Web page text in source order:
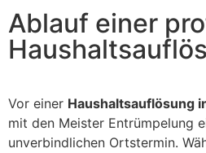
Ablauf einer
Vor einer Haushaltsauflösung
mit den Meister Entrümpelung
unverbindlichen Ortstermin.